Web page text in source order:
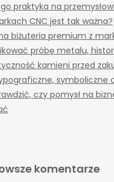
praktyka na
CNC jest tak ważna?
biżuteria premium z
próbę metalu,
kamieni przed
symboliczne
czy pomysł na
komentarze